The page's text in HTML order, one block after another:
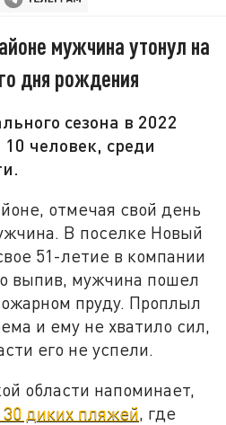
мужчина утонул на
дня рождения
сезона в 2022
10 человек, среди
отмечая свой день
В поселке Новый
51-летие в компании
выпив, мужчина пошел
пруду. Проплыл
и ему не хватило сил,
его не успели.
области напоминает,
30 диких пляжей, где